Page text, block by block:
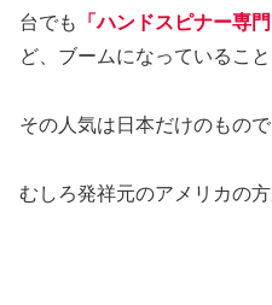
台でも
「ハンドスピナー専
ど、ブームになっていること
その人気は日本だけのもので
むしろ発祥元のアメリカの